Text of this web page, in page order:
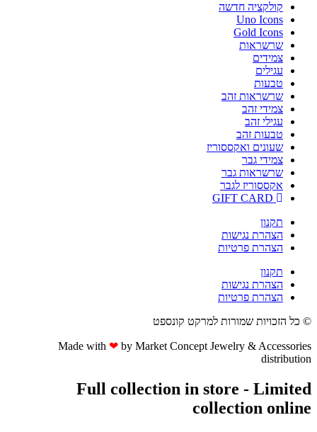
קולקציה חדשה
Uno Icons
Gold Icons
שרשראות
צמידים
עגילים
טבעות
שרשראות זהב
צמידי זהב
עגילי זהב
טבעות זהב
שעונים ואקססוריז
צמידי גבר
שרשראות גבר
אקססוריז לגבר
GIFT CARD
תקנון
הצהרת נגישות
הצהרת פרטיות
תקנון
הצהרת נגישות
הצהרת פרטיות
© כל הזכויות שמורות למרקט קונספט
Made with ❤ by Market Concept Jewelry & Accessories
distribution
Full collection in store - Limited
collection online